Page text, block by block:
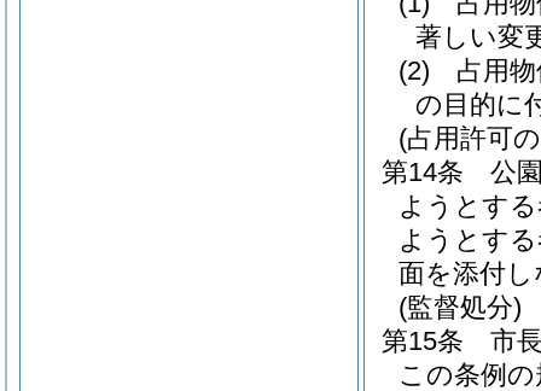
著しい変
(2)
占用
の目的に
(占用許可
第14条
公
ようとす
ようとす
面を添付
(監督処分)
第15条
市
この条例